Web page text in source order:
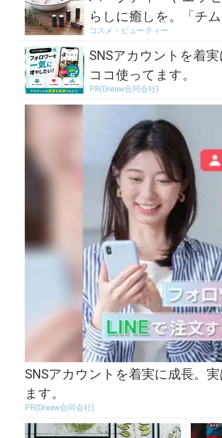
らしに癒しを。「チ
フィ...
コスメ・ビューティー
SNSアカウントを着
ココ使ってます。
PR(Dreaw合同会社)
SNSアカウントを着実に成長。
ます。
PR(Dreaw合同会社)